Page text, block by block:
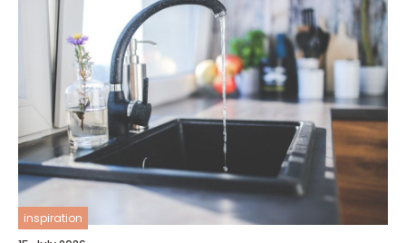
inspiration